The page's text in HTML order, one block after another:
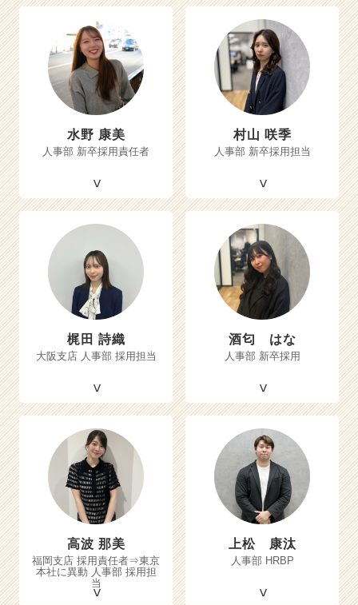
水野 康美
人事部 新卒採用責任者
村山 咲季
人事部 新卒採用担当
梶田 詩織
大阪支店 人事部 採用担当
酒匂 はな
人事部 新卒採用
高波 那美
福岡支店 採用責任者⇒東京
本社に異動 人事部 採用担
当
上松 康汰
人事部 HRBP